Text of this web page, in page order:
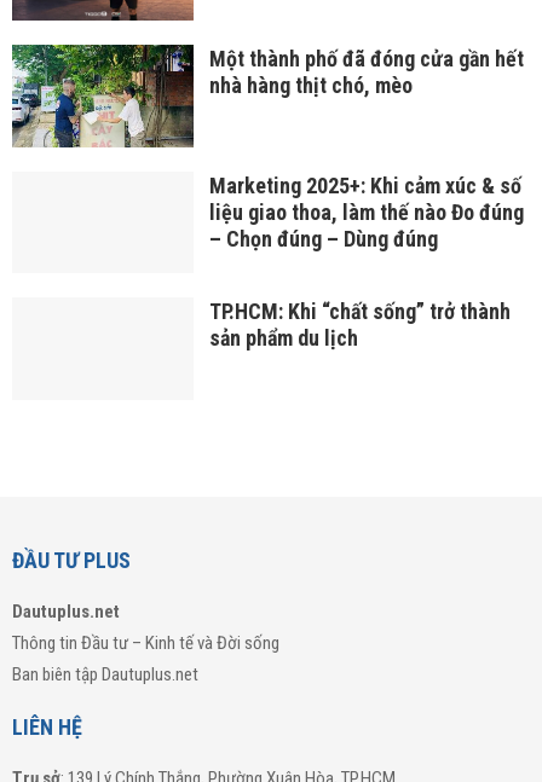
Một thành phố đã đóng cửa gần hết
nhà hàng thịt chó, mèo
Marketing 2025+: Khi cảm xúc & số
liệu giao thoa, làm thế nào Đo đúng
– Chọn đúng – Dùng đúng
TP.HCM: Khi “chất sống” trở thành
sản phẩm du lịch
ĐẦU TƯ PLUS
Dautuplus.net
Thông tin Đầu tư – Kinh tế và Đời sống
Ban biên tập Dautuplus.net
LIÊN HỆ